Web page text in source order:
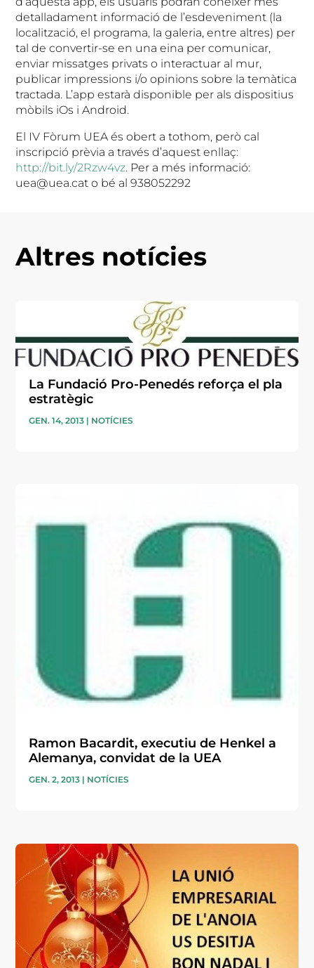
detalladament informació de l’esdeveniment (la
localització, el programa, la galeria, entre altres) per
tal de convertir-se en una eina per comunicar,
enviar missatges privats o interactuar al mur,
publicar impressions i/o opinions sobre la temàtica
tractada. L’app estarà disponible per als dispositius
mòbils iOs i Android.
El IV Fòrum UEA és obert a tothom, però cal
inscripció prèvia a través d’aquest enllaç:
http://bit.ly/2Rzw4vz. Per a més informació:
uea@uea.cat o bé al 938052292
Altres notícies
La Fundació Pro-Penedés reforça el pla
estratègic
GEN. 14, 2013 | NOTÍCIES
Ramon Bacardit, executiu de Henkel a
Alemanya, convidat de la UEA
GEN. 2, 2013 | NOTÍCIES